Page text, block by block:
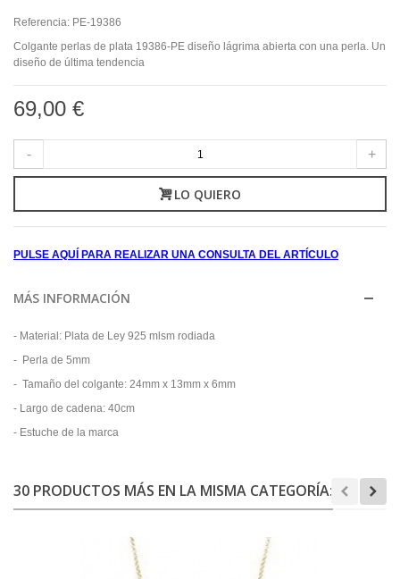
Referencia: PE-19386
Colgante perlas de plata 19386-PE diseño lágrima abierta con una perla. Un
diseño de última tendencia
69,00 €
- +
LO QUIERO
PULSE AQUÍ PARA REALIZAR UNA CONSULTA DEL ARTÍCULO
MÁS INFORMACIÓN
- Material: Plata de Ley 925 mlsm rodiada
- Perla de 5mm
- Tamaño del colgante: 24mm x 13mm x 6mm
- Largo de cadena: 40cm
- Estuche de la marca
30 PRODUCTOS MÁS EN LA MISMA CATEGORÍA: